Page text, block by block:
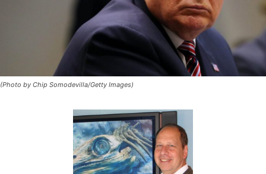
(Photo by Chip Somodevilla/Getty Images)